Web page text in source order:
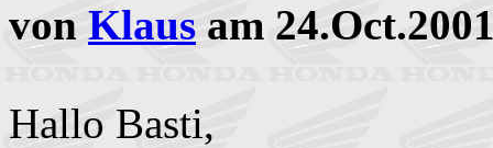
von Klaus am
Hallo Basti,